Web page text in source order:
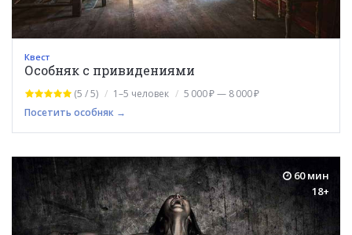
Квест
Особняк с привидениями
(5 / 5) 1–5 человек
5 000 ₽ — 8 000 ₽
Посетить особняк →
60 мин
18+